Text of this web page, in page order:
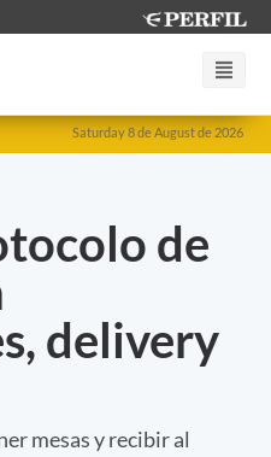
Saturday 8 de August de 2026
de
delivery
mesas y recibir al